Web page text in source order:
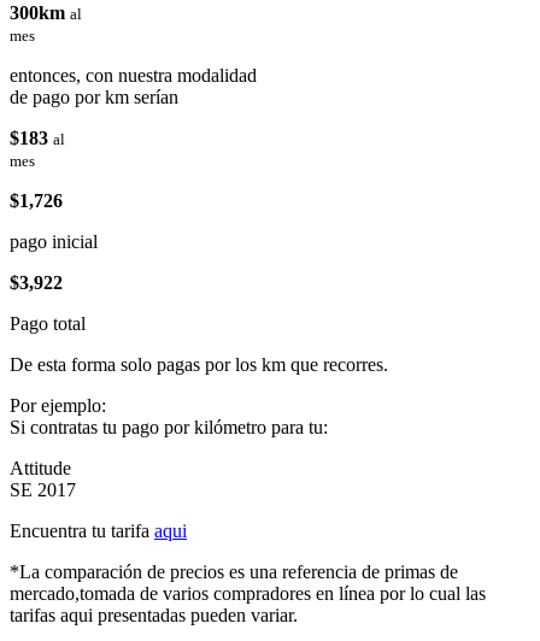
300km al
mes
entonces, con nuestra modalidad
de pago por km serían
$183 al
mes
$1,726
pago inicial
$3,922
Pago total
De esta forma solo pagas por los km que recorres.
Por ejemplo:
Si contratas tu pago por kilómetro para tu:
Attitude
SE 2017
Encuentra tu tarifa aqui
*La comparación de precios es una referencia de primas de
mercado,tomada de varios compradores en línea por lo cual las
tarifas aqui presentadas pueden variar.